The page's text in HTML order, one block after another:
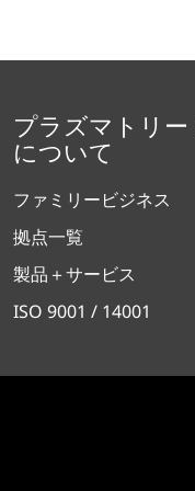
プラズマトリー
について
ファミリービジネス
拠点一覧
製品＋サービス
ISO 9001 / 14001